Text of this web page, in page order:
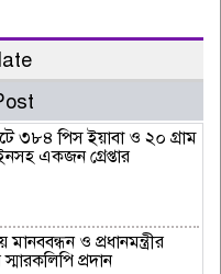
৩৮৪ পিস ইয়াবা ও ২০ গ্রাম
একজন গ্রেপ্তার
মানববন্ধন ও প্রধানমন্ত্রীর
প্রদান